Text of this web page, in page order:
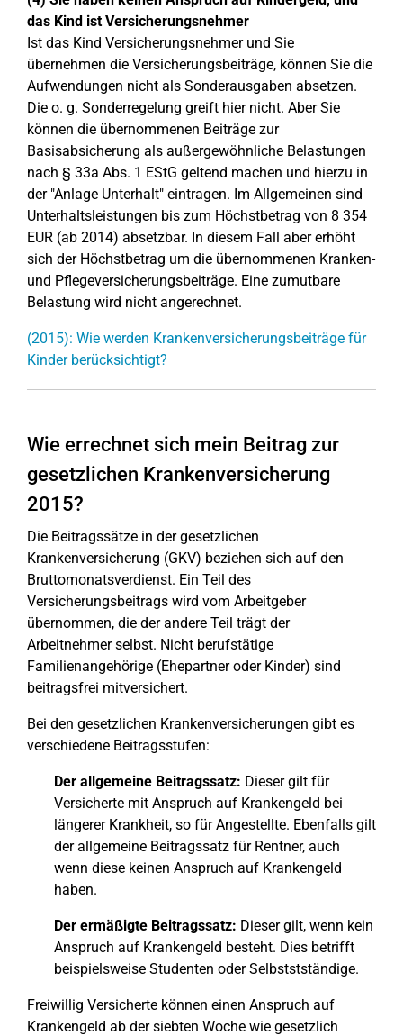
das Kind ist Versicherungsnehmer
Ist das Kind Versicherungsnehmer und Sie
übernehmen die Versicherungsbeiträge, können Sie die
Aufwendungen nicht als Sonderausgaben absetzen.
Die o. g. Sonderregelung greift hier nicht. Aber Sie
können die übernommenen Beiträge zur
Basisabsicherung als außergewöhnliche Belastungen
nach § 33a Abs. 1 EStG geltend machen und hierzu in
der "Anlage Unterhalt" eintragen. Im Allgemeinen sind
Unterhaltsleistungen bis zum Höchstbetrag von 8 354
EUR (ab 2014) absetzbar. In diesem Fall aber erhöht
sich der Höchstbetrag um die übernommenen Kranken-
und Pflegeversicherungsbeiträge. Eine zumutbare
Belastung wird nicht angerechnet.
(2015): Wie werden Krankenversicherungsbeiträge für
Kinder berücksichtigt?
Wie errechnet sich mein Beitrag zur
gesetzlichen Krankenversicherung
2015?
Die Beitragssätze in der gesetzlichen
Krankenversicherung (GKV) beziehen sich auf den
Bruttomonatsverdienst. Ein Teil des
Versicherungsbeitrags wird vom Arbeitgeber
übernommen, die der andere Teil trägt der
Arbeitnehmer selbst. Nicht berufstätige
Familienangehörige (Ehepartner oder Kinder) sind
beitragsfrei mitversichert.
Bei den gesetzlichen Krankenversicherungen gibt es
verschiedene Beitragsstufen:
Der allgemeine Beitragssatz: Dieser gilt für
Versicherte mit Anspruch auf Krankengeld bei
längerer Krankheit, so für Angestellte. Ebenfalls gilt
der allgemeine Beitragssatz für Rentner, auch
wenn diese keinen Anspruch auf Krankengeld
haben.
Der ermäßigte Beitragssatz: Dieser gilt, wenn kein
Anspruch auf Krankengeld besteht. Dies betrifft
beispielsweise Studenten oder Selbststständige.
Freiwillig Versicherte können einen Anspruch auf
Krankengeld ab der siebten Woche wie gesetzlich